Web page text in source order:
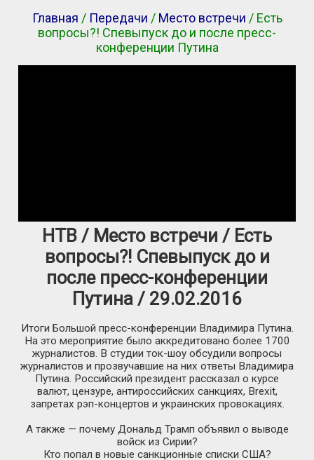
Главная / Передачи / Место встречи / Есть
вопросы?! Спевыпуск до и после пресс-
конференции Путина
НТВ / Место встречи / Есть
вопросы?! Спевыпуск до и
после пресс-конференции
Путина / 29.02.2016
Итоги Большой пресс-конференции Владимира Путина.
На это мероприятие было аккредитовано более 1700
журналистов. В студии ток-шоу обсудили вопросы
журналистов и прозвучавшие на них ответы Владимира
Путина. Российский президент рассказал о курсе
валют, цензуре, антироссийских санкциях, Brexit,
запретах рэп-концертов и украинских провокациях.
А также — почему Дональд Трамп объявил о выводе
войск из Сирии?
Кто попал в новые санкционные списки США?